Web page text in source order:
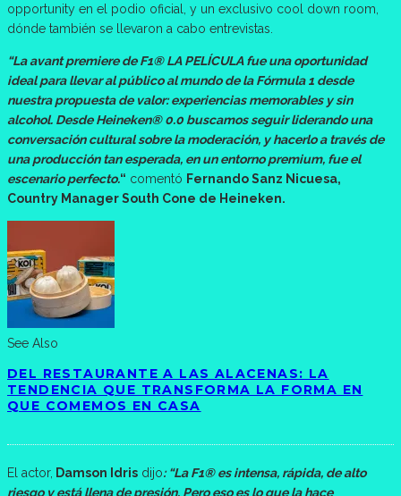
opportunity en el podio oficial, y un exclusivo cool down room,
dónde también se llevaron a cabo entrevistas.
“La avant premiere de F1® LA PELÍCULA fue una oportunidad
ideal para llevar al público al mundo de la Fórmula 1 desde
nuestra propuesta de valor: experiencias memorables y sin
alcohol. Desde Heineken® 0.0 buscamos seguir liderando una
conversación cultural sobre la moderación, y hacerlo a través de
una producción tan esperada, en un entorno premium, fue el
escenario perfecto.“ comentó Fernando Sanz Nicuesa,
Country Manager South Cone de Heineken.
See Also
DEL RESTAURANTE A LAS ALACENAS: LA
TENDENCIA QUE TRANSFORMA LA FORMA EN
QUE COMEMOS EN CASA
El actor, Damson Idris dijo: “La F1® es intensa, rápida, de alto
riesgo y está llena de presión. Pero eso es lo que la hace